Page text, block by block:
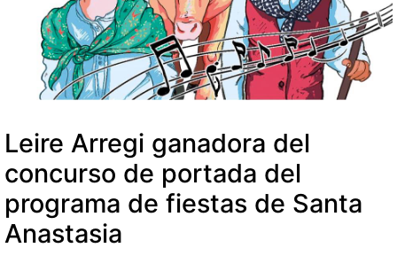
Leire Arregi ganadora del
concurso de portada del
programa de fiestas de Santa
Anastasia